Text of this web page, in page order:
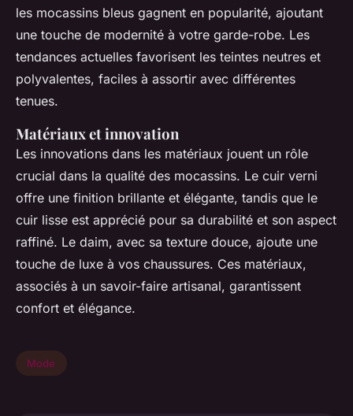
les mocassins bleus gagnent en popularité, ajoutant
une touche de modernité à votre garde-robe. Les
tendances actuelles favorisent les teintes neutres et
polyvalentes, faciles à assortir avec différentes
tenues.
Matériaux et innovation
Les innovations dans les matériaux jouent un rôle
crucial dans la qualité des mocassins. Le cuir verni
offre une finition brillante et élégante, tandis que le
cuir lisse est apprécié pour sa durabilité et son aspect
raffiné. Le daim, avec sa texture douce, ajoute une
touche de luxe à vos chaussures. Ces matériaux,
associés à un savoir-faire artisanal, garantissent
confort et élégance.
Mode